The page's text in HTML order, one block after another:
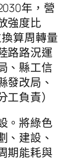
年，營
強度比
算周轉量
路路況運
、縣工信
發改局、
負責）
。將綠色
、建設、
期能耗與